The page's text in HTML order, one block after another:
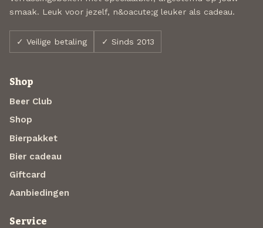
smaak. Leuk voor jezelf, n&oacute;g leuker als cadeau.
✓ Veilige betaling ✓ Sinds 2013
Shop
Beer Club
Shop
Bierpakket
Bier cadeau
Giftcard
Aanbiedingen
Service